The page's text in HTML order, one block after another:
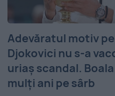
Adevăratul motiv
Djokovici nu s-a
uriaș scandal.
mulți ani pe sârb